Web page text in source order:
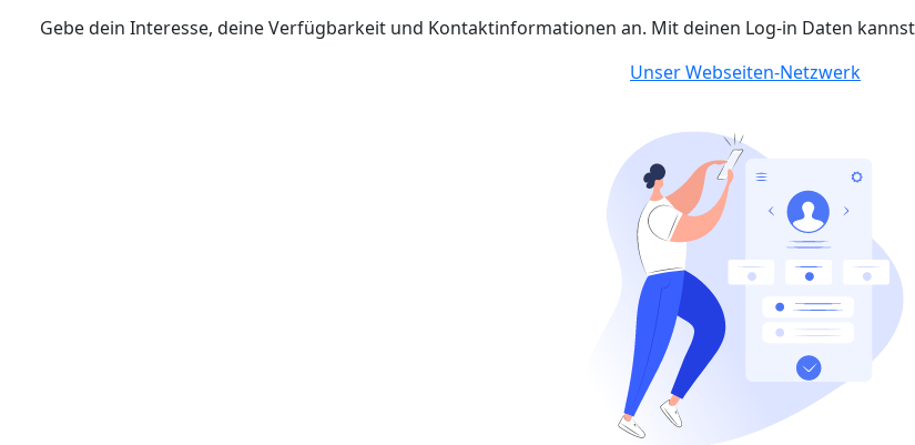
Gebe dein Interesse, deine Verfügbarkeit und Kontaktinformationen an. Mit deinen Log-in Daten
Unser Webseiten-Netzwerk